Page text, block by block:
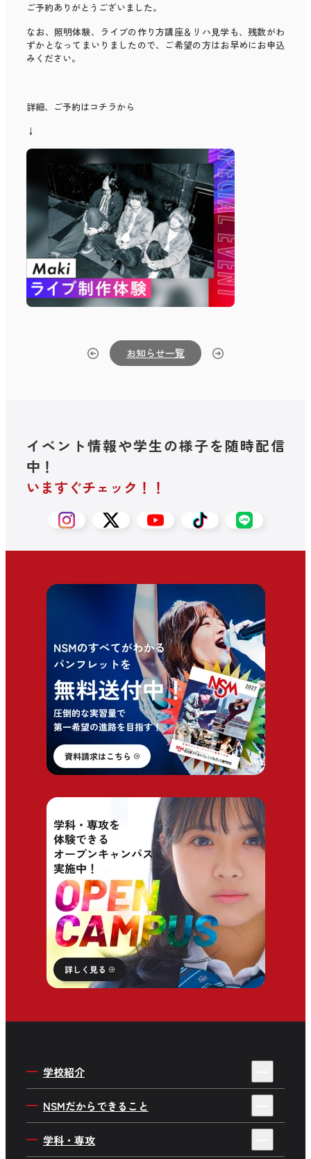
ご予約ありがとうございました。
なお、照明体験、ライブの作り方講座＆リハ見学も、残数がわ
ずかとなってまいりましたので、ご希望の方はお早めにお申込
みください。
詳細、ご予約はコチラから
↓
お知らせ一覧
イベント情報や学生の様子を随時配信
中！
いますぐチェック！！
学校紹介
4年制・3年制を選ぶ理由
私たちの目指す人材育成
学校概要・情報公開
NSMだからできること
デビューサポートシステム
学科・専攻